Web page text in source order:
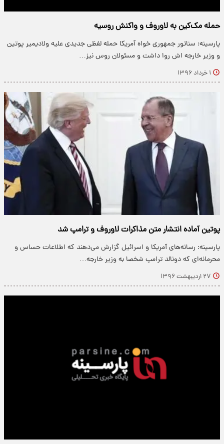
حمله مک‌کین به لاوروف و واکنش روسیه
پارسینه: سناتور جمهوری خواه آمریکا حمله لفظی جدیدی علیه ولادیمیر پوتین
و وزیر خارجه اش روا داشت و مسئولان روس نیز…
۱ خرداد ۱۳۹۶
پوتین آماده انتشار متن مذاکرات لاوروف و ترامپ شد
پارسینه: رسانه‌های آمریکا و اسرائیل گزارش می‌دهند که اطلاعات حساس و
محرمانه‌ای که دونالد ترامپ شخصا به وزیر خارجه…
۲۷ اردیبهشت ۱۳۹۶